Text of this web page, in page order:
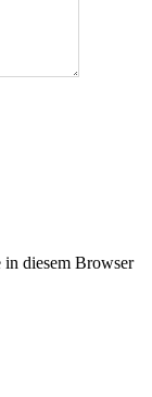
in diesem Browser